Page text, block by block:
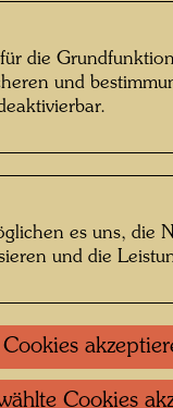
die
und
es uns, die
und die
Cookies